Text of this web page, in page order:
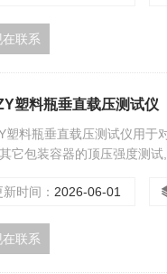
在联系
塑料瓶垂直载压测试仪
塑料瓶垂直载压测试仪用于
它包装容器的顶压强度测
新时间： 2026-06-01
在联系